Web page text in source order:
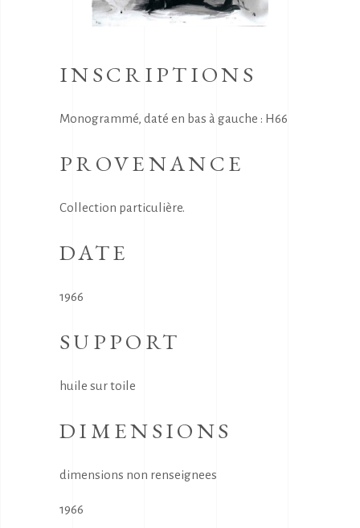
INSCRIPTIONS
Monogrammé, daté en bas à gauche : H66
PROVENANCE
Collection particulière.
DATE
1966
SUPPORT
huile sur toile
DIMENSIONS
dimensions non renseignees
1966